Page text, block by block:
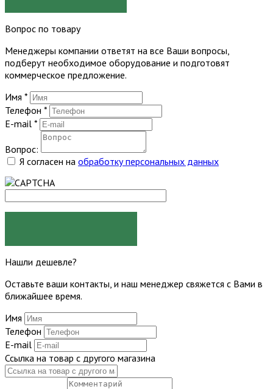
Вопрос по товару
Менеджеры компании ответят на все Ваши вопросы,
подберут необходимое оборудование и подготовят
коммерческое предложение.
Имя *
Телефон *
E-mail *
Вопрос:
Я согласен на обработку персональных данных
Нашли дешевле?
Оставьте ваши контакты, и наш менеджер свяжется с Вами в
ближайшее время.
Имя
Телефон
E-mail
Ссылка на товар с другого магазина